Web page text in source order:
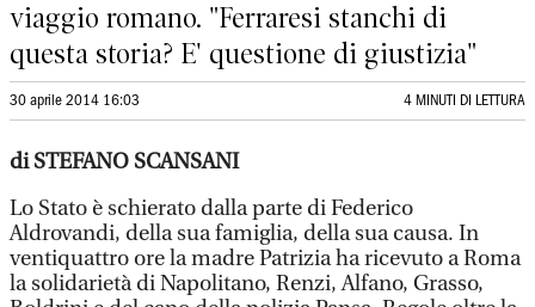
viaggio romano. "Ferraresi stanchi di
questa storia? E' questione di giustizia"
30 aprile 2014 16:03 4 MINUTI DI LETTURA
di STEFANO SCANSANI
Lo Stato è schierato dalla parte di Federico
Aldrovandi, della sua famiglia, della sua causa. In
ventiquattro ore la madre Patrizia ha ricevuto a Roma
la solidarietà di Napolitano, Renzi, Alfano, Grasso,